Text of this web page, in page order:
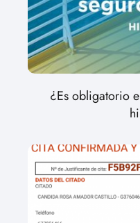
¿Es obligatorio